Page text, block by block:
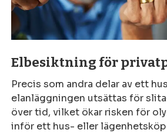
Elbesiktning för
Precis som andra delar av ett
elanläggningen utsättas för
över tid, vilket ökar risken för
inför ett hus- eller